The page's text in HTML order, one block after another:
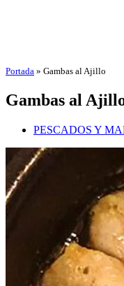
Portada » Gambas al Ajillo
Gambas al
PESCADOS Y